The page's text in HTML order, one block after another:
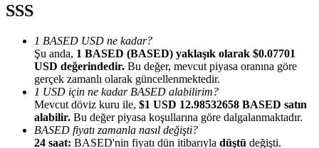
SSS
1 BASED USD ne kadar?
Şu anda, 1 BASED (BASED) yaklaşık olarak $0.07701
USD değerindedir. Bu değer, mevcut piyasa oranına göre
gerçek zamanlı olarak güncellenmektedir.
1 USD için ne kadar BASED alabilirim?
Mevcut döviz kuru ile, $1 USD 12.98532658 BASED satın
alabilir. Bu değer piyasa koşullarına göre dalgalanmaktadır.
BASED fiyatı zamanla nasıl değişti?
24 saat: BASED'nin fiyatı dün itibarıyla düştü değişti.